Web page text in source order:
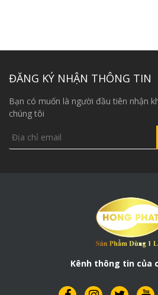
ĐĂNG KÝ NHẬN THÔNG TIN
Bạn có muốn là người đầu tiên nhận
chúng tôi
Kênh thông tin của